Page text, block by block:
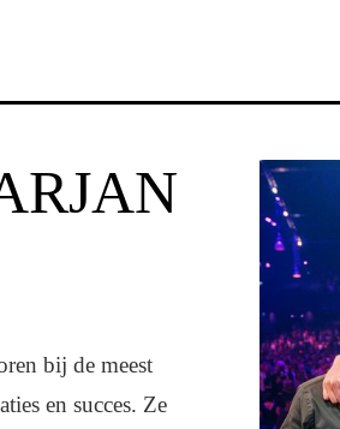
bij de meest
en succes. Ze